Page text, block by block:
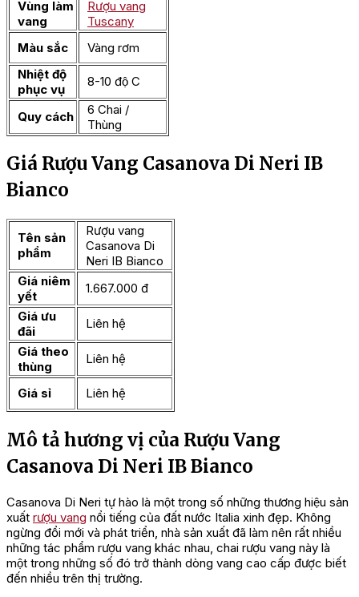
Vùng làm
vang
Rượu vang
Tuscany
Màu sắc
Vàng rơm
Nhiệt độ
phục vụ
8-10 độ C
Quy cách
6 Chai /
Thùng
Giá Rượu Vang Casanova Di Neri IB
Bianco
Tên sản
phẩm
Rượu vang
Casanova Di
Neri IB Bianco
Giá niêm
yết
1.667.000 đ
Giá ưu
đãi
Liên hệ
Giá theo
thùng
Liên hệ
Giá sỉ Liên hệ
Mô tả hương vị của Rượu Vang
Casanova Di Neri IB Bianco
Casanova Di Neri tự hào là một trong số những thương hiệu sản
xuất rượu vang nổi tiếng của đất nước Italia xinh đẹp. Không
ngừng đổi mới và phát triển, nhà sản xuất đã làm nên rất nhiều
những tác phẩm rượu vang khác nhau, chai rượu vang này là
một trong những số đó trở thành dòng vang cao cấp được biết
đến nhiều trên thị trường.